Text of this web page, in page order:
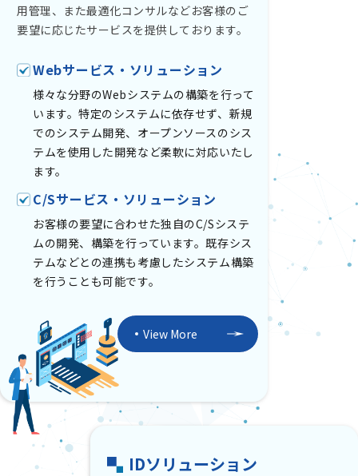
用管理、また最適化コンサルなどお客様のご
要望に応じたサービスを提供しております。
Webサービス・ソリューション
様々な分野のWebシステムの構築を行って
います。特定のシステムに依存せず、新規
でのシステム開発、オープンソースのシス
テムを使用した開発など柔軟に対応いたし
ます。
C/Sサービス・ソリューション
お客様の要望に合わせた独自のC/Sシステ
ムの開発、構築を行っています。既存シス
テムなどとの連携も考慮したシステム構築
を行うことも可能です。
View More
IDソリューション